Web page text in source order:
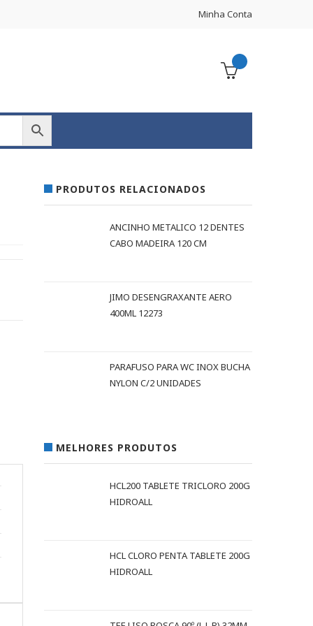
Minha Conta
PRODUTOS RELACIONADOS
ANCINHO METALICO 12 DENTES
CABO MADEIRA 120 CM
JIMO DESENGRAXANTE AERO
400ML 12273
PARAFUSO PARA WC INOX BUCHA
NYLON C/2 UNIDADES
MELHORES PRODUTOS
HCL200 TABLETE TRICLORO 200G
HIDROALL
HCL CLORO PENTA TABLETE 200G
HIDROALL